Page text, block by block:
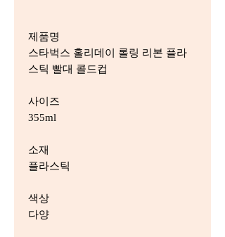
제품명
스타벅스 홀리데이 롤링 리본 플라
스틱 빨대 콜드컵
사이즈
355ml
소재
플라스틱
색상
다양